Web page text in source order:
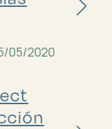
05/2020